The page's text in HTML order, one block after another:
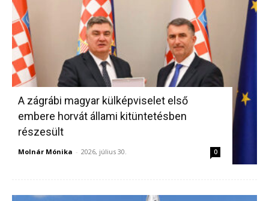
A zágrábi magyar külképviselet első
embere horvát állami kitüntetésben
részesült
Molnár Mónika - 2026, július 30. 0